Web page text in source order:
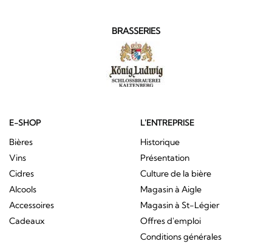
BRASSERIES
E-SHOP
Bières
Vins
Cidres
Alcools
Accessoires
Cadeaux
L'ENTREPRISE
Historique
Présentation
Culture de la bière
Magasin à Aigle
Magasin à St-Légier
Offres d'emploi
Conditions générales